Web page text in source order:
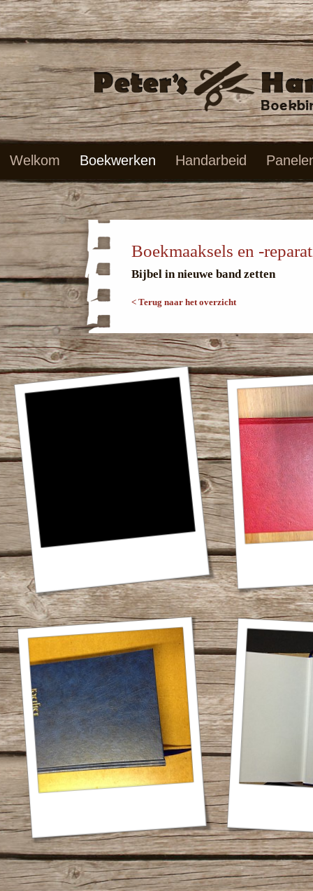
Welkom Boekwerken Handarbeid
Boekmaaksels en -
Bijbel in nieuwe band zetten
< Terug naar het overzicht